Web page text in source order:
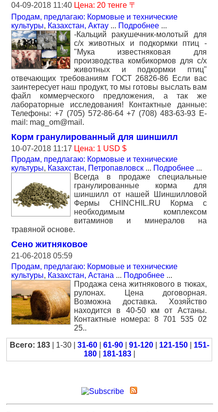
04-09-2018 11:40 Цена: 20 тенге 〒
Продам, предлагаю: Кормовые и технические
культуры, Казахстан, Актау ... Подробнее ...
-Кальций ракушечник-молотый для
с/х животных и подкормки птиц -
"Мука известняковая для
производства комбикормов для с/х
животных и подкормки птиц"
отвечающих требованиям ГОСТ 26826-86 Если вас
заинтересует наш продукт, то мы готовы выслать вам
файл коммерческого предложения, а так же
лабораторные исследования! Контактные данные:
Телефоны: +7 (705) 572-86-64 +7 (708) 483-63-93 E-
mail: mag_om@mail.
Корм гранулированный для шиншилл
10-07-2018 11:17 Цена: 1 USD $
Продам, предлагаю: Кормовые и технические
культуры, Казахстан, Петропавловск ... Подробнее ...
Всегда в продаже специальные
гранулированные корма для
шиншилл от нашей Шиншилловой
Фермы CHINCHIL.RU Корма с
необходимым комплексом
витаминов и минералов на
травяной основе.
Сено житняковое
21-06-2018 05:59
Продам, предлагаю: Кормовые и технические
культуры, Казахстан, Астана ... Подробнее ...
Продажа сена житнякового в тюках,
рулонах. Цена договорная.
Возможна доставка. Хозяйство
находится в 40-50 км от Астаны.
Контактные номера: 8 701 535 02
25..
Всего: 183| 1-30 | 31-60| 61-90| 91-120| 121-150| 151-
180| 181-183|